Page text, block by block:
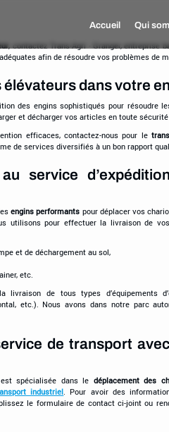
-
Granger
Accueil Qui
, contactez Trans-Agri - Granger, entreprise
afin de résoudre vos problèmes de
dans votre
des engins sophistiqués pour résoudre
et décharger vos articles en toute sécurité
efficaces, contactez-nous pour le
de services diversifiés à un bon rapport
service
engins performants pour déplacer vos
utilisons pour effectuer la livraison de
et de déchargement au sol,
etc.
de tous types d’équipements
etc.). Nous avons dans notre parc
de transport
est spécialisée dans le déplacement des
industriel. Pour avoir des
le formulaire de contact ci-joint ou